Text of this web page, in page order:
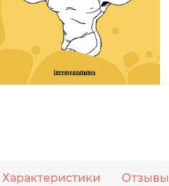
Характеристики Отзывы